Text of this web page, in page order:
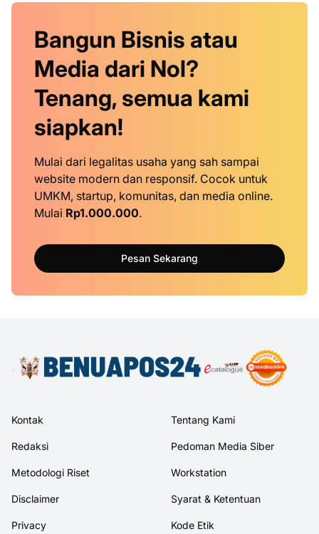
Bangun Bisnis atau
Media dari Nol?
Tenang, semua kami
siapkan!
Mulai dari legalitas usaha yang sah sampai
website modern dan responsif. Cocok untuk
UMKM, startup, komunitas, dan media online.
Mulai Rp1.000.000.
Pesan Sekarang
Kontak Tentang Kami
Redaksi Pedoman Media Siber
Metodologi Riset Workstation
Disclaimer Syarat & Ketentuan
Privacy Kode Etik